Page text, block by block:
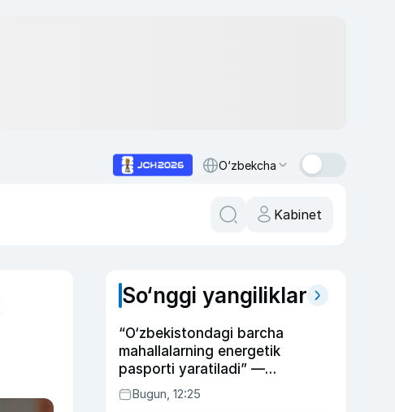
O‘zbekcha
Kabinet
So‘nggi yangiliklar
“O‘zbekistondagi barcha
mahallalarning energetik
pasporti yaratiladi” —
Energetika vaziri
Bugun, 12:25